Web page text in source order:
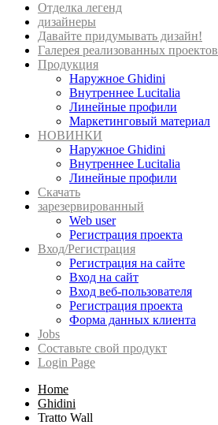
Отделка легенд
дизайнеры
Давайте придумывать дизайн!
Галерея реализованных проектов
Продукция
Наружное Ghidini
Внутреннее Lucitalia
Линейные профили
Маркетинговый материал
НОВИНКИ
Наружное Ghidini
Внутреннее Lucitalia
Линейные профили
Скачать
зарезервированный
Web user
Регистрация проекта
Вход/Регистрация
Регистрация на сайте
Вход на сайт
Вход веб-пользователя
Регистрация проекта
Форма данных клиента
Jobs
Составьте свой продукт
Login Page
Home
Ghidini
Tratto Wall